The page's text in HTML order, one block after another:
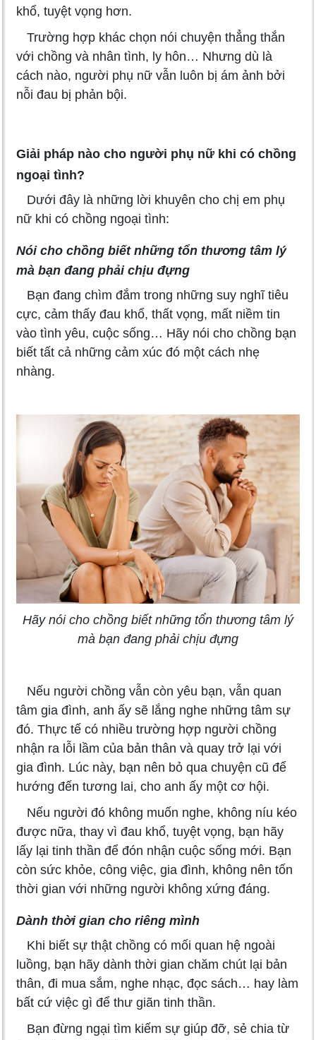
khổ, tuyệt vọng hơn.
Trường hợp khác chọn nói chuyện thẳng thắn
với chồng và nhân tình, ly hôn… Nhưng dù là
cách nào, người phụ nữ vẫn luôn bị ám ảnh bởi
nỗi đau bị phản bội.
Giải pháp nào cho người phụ nữ khi có chồng
ngoại tình?
Dưới đây là những lời khuyên cho chị em phụ
nữ khi có chồng ngoại tình:
Nói cho chồng biết những tổn thương tâm lý
mà bạn đang phải chịu đựng
Bạn đang chìm đắm trong những suy nghĩ tiêu
cực, cảm thấy đau khổ, thất vọng, mất niềm tin
vào tình yêu, cuộc sống… Hãy nói cho chồng bạn
biết tất cả những cảm xúc đó một cách nhẹ
nhàng.
Hãy nói cho chồng biết những tổn thương tâm lý
mà bạn đang phải chịu đựng
Nếu người chồng vẫn còn yêu bạn, vẫn quan
tâm gia đình, anh ấy sẽ lắng nghe những tâm sự
đó. Thực tế có nhiều trường hợp người chồng
nhận ra lỗi lầm của bản thân và quay trở lại với
gia đình. Lúc này, bạn nên bỏ qua chuyện cũ để
hướng đến tương lai, cho anh ấy một cơ hội.
Nếu người đó không muốn nghe, không níu kéo
được nữa, thay vì đau khổ, tuyệt vọng, bạn hãy
lấy lại tinh thần để đón nhận cuộc sống mới. Bạn
còn sức khỏe, công việc, gia đình, không nên tốn
thời gian với những người không xứng đáng.
Dành thời gian cho riêng mình
Khi biết sự thật chồng có mối quan hệ ngoài
luồng, bạn hãy dành thời gian chăm chút lại bản
thân, đi mua sắm, nghe nhạc, đọc sách… hay làm
bất cứ việc gì để thư giãn tinh thần.
Bạn đừng ngại tìm kiếm sự giúp đỡ, sẻ chia từ